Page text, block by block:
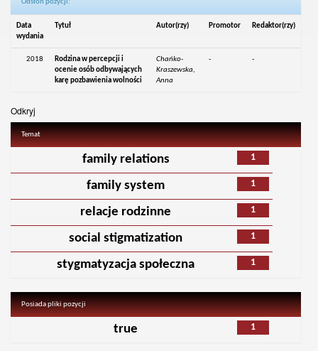
Odsłon pozycji:
Data
wydania
Tytuł Autor(rzy) Promotor Redaktor(rzy)
2018
Rodzina w percepcji i
ocenie osób odbywających
karę pozbawienia wolności
Chańko-
Kraszewska,
Anna
- -
Odkryj
Temat
1
family relations
1
family system
1
relacje rodzinne
1
social stigmatization
1
stygmatyzacja społeczna
Posiada pliki pozycji
1
true